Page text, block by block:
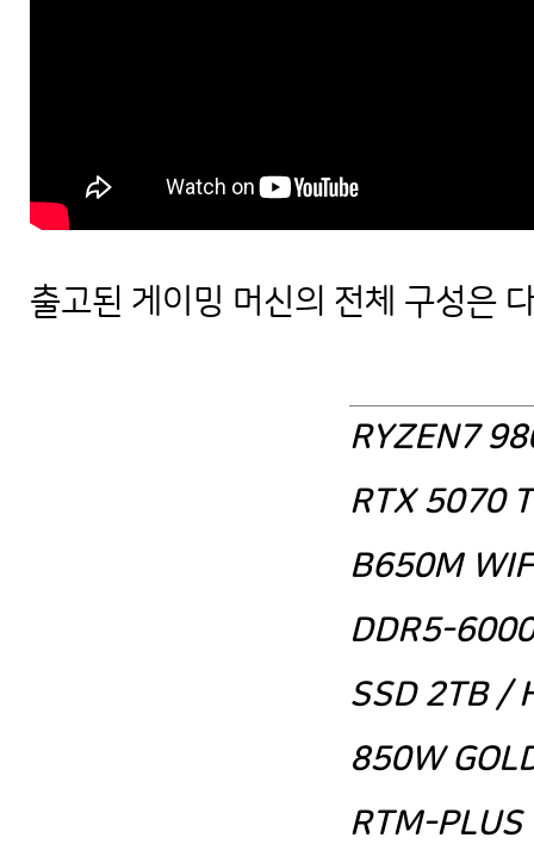
출고된 게이밍 머신의 전체 구성은
RYZEN7
RTX 5070
B650M
DDR5-
SSD 2TB /
850W
RTM-